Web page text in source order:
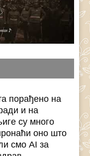
порађено на
и на
су много
оно што
смо AI за